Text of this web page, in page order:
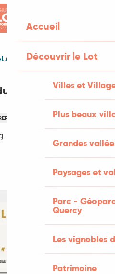
Accueil
Découvrir le Lot
Villes et
Plus beaux
Grandes
Paysages et
Parc -
Quercy
Les vignobles
Patrimoine
An à l'Esprit du Causse
Nouvel An à l'Esprit
RÉVEILLON
46260 Concots